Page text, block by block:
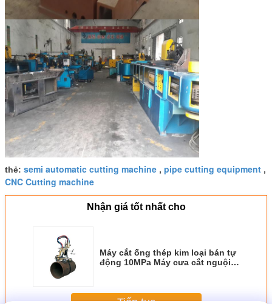
thẻ: semi automatic cutting machine , pipe cutting equipment ,
CNC Cutting machine
Nhận giá tốt nhất cho
Máy cắt ống thép kim loại bán tự
động 10MPa Máy cưa cắt nguội